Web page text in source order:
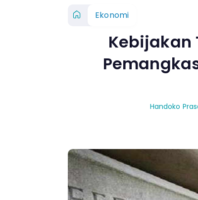
Ekonomi
Kebijakan
Handoko